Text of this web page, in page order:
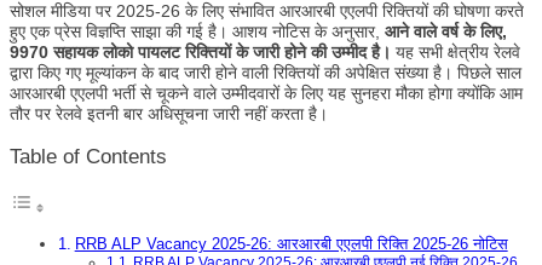
सोशल मीडिया पर 2025-26 के लिए संभावित आरआरबी एएलपी रिक्तियों की घोषणा करते
हुए एक प्रेस विज्ञप्ति साझा की गई है। आशय नोटिस के अनुसार, आने वाले वर्ष के लिए,
9970 सहायक लोको पायलट रिक्तियों के जारी होने की उम्मीद है। यह सभी क्षेत्रीय रेलवे
द्वारा किए गए मूल्यांकन के बाद जारी होने वाली रिक्तियों की अपेक्षित संख्या है। पिछले साल
आरआरबी एएलपी भर्ती से चूकने वाले उम्मीदवारों के लिए यह सुनहरा मौका होगा क्योंकि आम
तौर पर रेलवे इतनी बार अधिसूचना जारी नहीं करता है।
Table of Contents
RRB ALP Vacancy 2025-26: आरआरबी एएलपी रिक्ति 2025-26 नोटिस